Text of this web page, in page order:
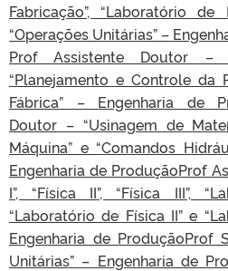
Fabricação”, “Laboratório
“Operações Unitárias” –
Prof Assistente Doutor –
“Planejamento e Controle da
Fábrica” – Engenharia de
Doutor – “Usinagem de
Máquina” e “Comandos
Engenharia de ProduçãoProf
I”, “Física II”, “Física III”,
“Laboratório de Física II” e
Engenharia de ProduçãoProf
Unitárias” – Engenharia de